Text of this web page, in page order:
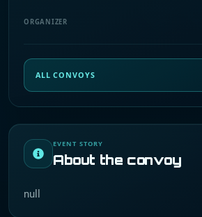
EVENT STORY
About the convoy
null
ORGANIZER
ALL CONVOYS